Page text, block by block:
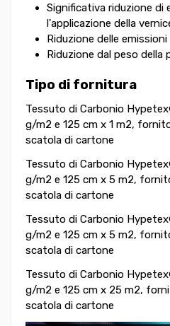
Significativa riduzione di
l'applicazione della
Riduzione delle
Riduzione dal peso della
Tipo di fornitura
Tessuto di Carbonio
g/m2 e 125 cm x 1 m2,
scatola di cartone
Tessuto di Carbonio
g/m2 e 125 cm x 5 m2,
scatola di cartone
Tessuto di Carbonio
g/m2 e 125 cm x 5 m2,
scatola di cartone
Tessuto di Carbonio
g/m2 e 125 cm x 25 m2,
scatola di cartone